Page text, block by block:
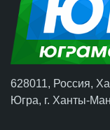
628011, Россия,
Югра, г. Ханты-